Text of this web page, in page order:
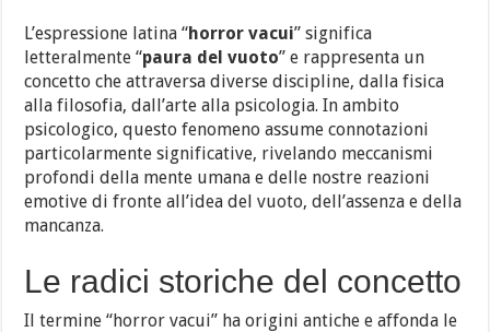
L’espressione latina “horror vacui” significa
letteralmente “paura del vuoto” e rappresenta un
concetto che attraversa diverse discipline, dalla fisica
alla filosofia, dall’arte alla psicologia. In ambito
psicologico, questo fenomeno assume connotazioni
particolarmente significative, rivelando meccanismi
profondi della mente umana e delle nostre reazioni
emotive di fronte all’idea del vuoto, dell’assenza e della
mancanza.
Le radici storiche del concetto
Il termine “horror vacui” ha origini antiche e affonda le